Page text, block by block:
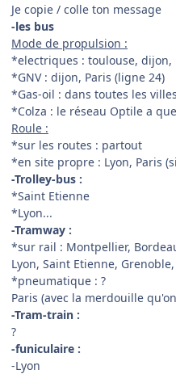
Je copie / colle ton message
-les bus
Mode de propulsion :
*electriques : toulouse, dijon,
*GNV : dijon, Paris (ligne 24)
*Gas-oil : dans toutes les villes
*Colza : le réseau Optile a
Roule :
*sur les routes : partout
*en site propre : Lyon, Paris
-Trolley-bus :
*Saint Etienne
*Lyon...
-Tramway :
*sur rail : Montpellier,
Lyon, Saint Etienne,
*pneumatique : ?
Paris (avec la merdouille
-Tram-train :
?
-funiculaire :
-Lyon